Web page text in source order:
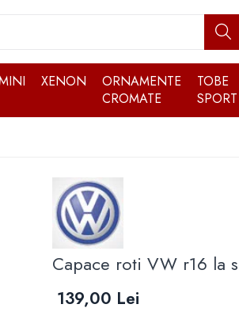
XENON
ORNAMENTE
CROMATE
TOBE
SPORT
Capace roti VW r16 la
139,00 Lei